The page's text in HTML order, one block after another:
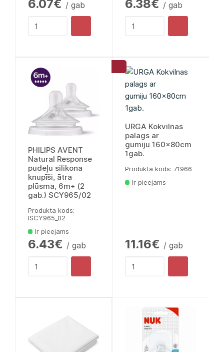
6.07€ / gab 6.38€ / gab
PHILIPS AVENT
Natural Response
pudeļu silikona
knupīši, ātra
plūsma, 6m+ (2
gab.) SCY965/02
Produkta kods:
lSCY965_02
Ir pieejams
6.43€ / gab
URGA Kokvilnas
palags ar
gumiju 160x80cm
1gab.
Produkta kods: 71966
Ir pieejams
11.16€ / gab